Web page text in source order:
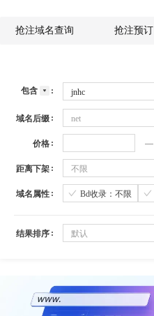
抢注域名查询 抢注预订
包含
域名后缀 net
价格
距离下架 不限
域名属性 Bd收录：不限
结果排序 默认